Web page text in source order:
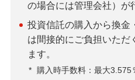
の場合には管理会社）が
投資信託の購入から換金
は間接的にご負担いただ
ます。
* 購入時手数料：最大3.575